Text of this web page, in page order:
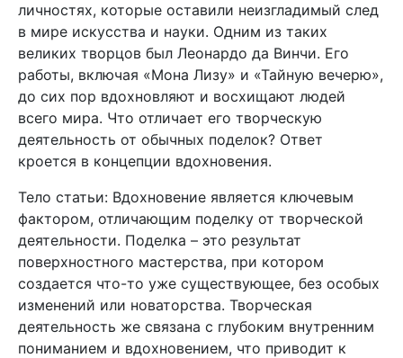
личностях, которые оставили неизгладимый след
в мире искусства и науки. Одним из таких
великих творцов был Леонардо да Винчи. Его
работы, включая «Мона Лизу» и «Тайную вечерю»,
до сих пор вдохновляют и восхищают людей
всего мира. Что отличает его творческую
деятельность от обычных поделок? Ответ
кроется в концепции вдохновения.
Тело статьи: Вдохновение является ключевым
фактором, отличающим поделку от творческой
деятельности. Поделка – это результат
поверхностного мастерства, при котором
создается что-то уже существующее, без особых
изменений или новаторства. Творческая
деятельность же связана с глубоким внутренним
пониманием и вдохновением, что приводит к